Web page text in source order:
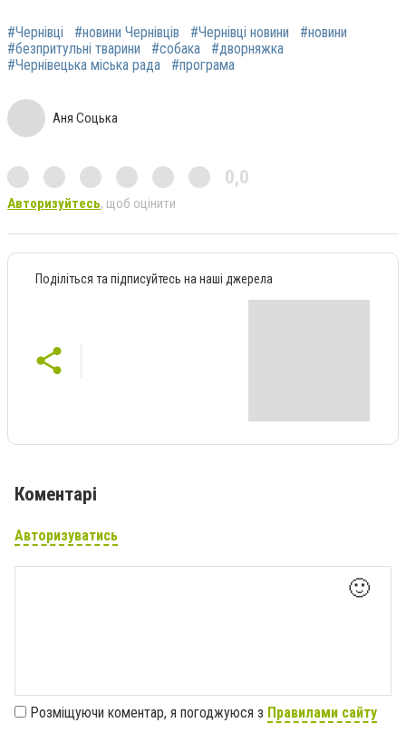
#Чернівці #новини Чернівців #Чернівці новини
#новини
#безпритульні тварини
#собака
#дворняжка
#Чернівецька міська рада
#програма
Аня Соцька
0,0
Авторизуйтесь, щоб оцінити
Поділіться та підписуйтесь на наші джерела
Коментарі
Авторизуватись
🙂
Розміщуючи коментар, я погоджуюся з Правилами сайту